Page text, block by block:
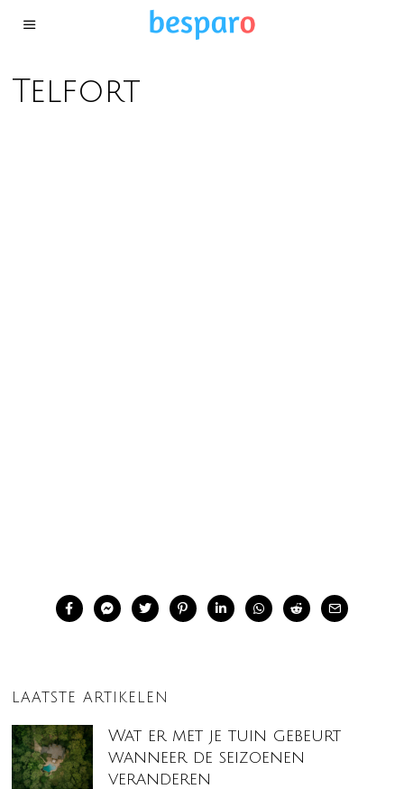
Telfort
LAATSTE ARTIKELEN
Wat er met je tuin gebeurt
wanneer de seizoenen
veranderen